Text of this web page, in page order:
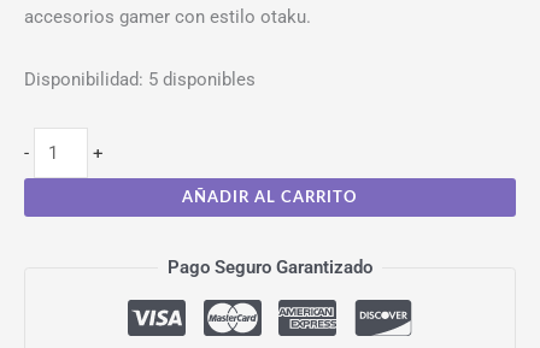
accesorios gamer con estilo otaku.
Disponibilidad: 5 disponibles
- +
AÑADIR AL CARRITO
Pago Seguro Garantizado